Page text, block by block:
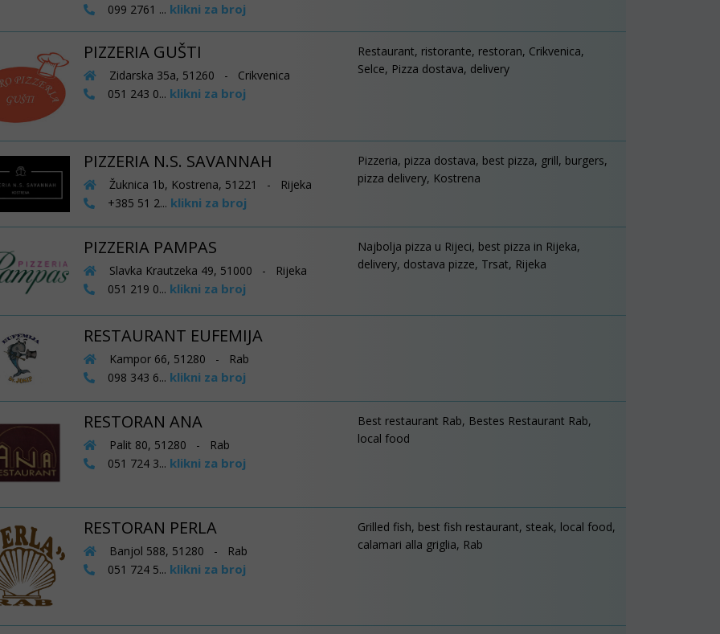
099 2761 ... klikni za broj
PIZZERIA GUŠTI
Zidarska 35a, 51260 - Crikvenica
051 243 0... klikni za broj
Restaurant, ristorante, restoran, Crikvenica,
Selce, Pizza dostava, delivery
PIZZERIA N.S. SAVANNAH
Žuknica 1b, Kostrena, 51221 - Rijeka
+385 51 2... klikni za broj
Pizzeria, pizza dostava, best pizza, grill, burgers,
pizza delivery, Kostrena
PIZZERIA PAMPAS
Slavka Krautzeka 49, 51000 - Rijeka
051 219 0... klikni za broj
Najbolja pizza u Rijeci, best pizza in Rijeka,
delivery, dostava pizze, Trsat, Rijeka
RESTAURANT EUFEMIJA
Kampor 66, 51280 - Rab
098 343 6... klikni za broj
RESTORAN ANA
Palit 80, 51280 - Rab
051 724 3... klikni za broj
Best restaurant Rab, Bestes Restaurant Rab,
local food
RESTORAN PERLA
Banjol 588, 51280 - Rab
051 724 5... klikni za broj
Grilled fish, best fish restaurant, steak, local food,
calamari alla griglia, Rab